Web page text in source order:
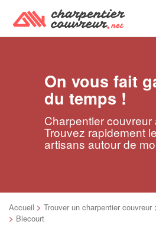
On vous fait
du temps !
Charpentier couvreur
Trouvez rapidement
artisans autour de
Accueil > Trouver un charpentier couvreur
> Blecourt